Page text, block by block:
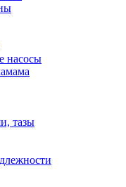
насосы
тазы